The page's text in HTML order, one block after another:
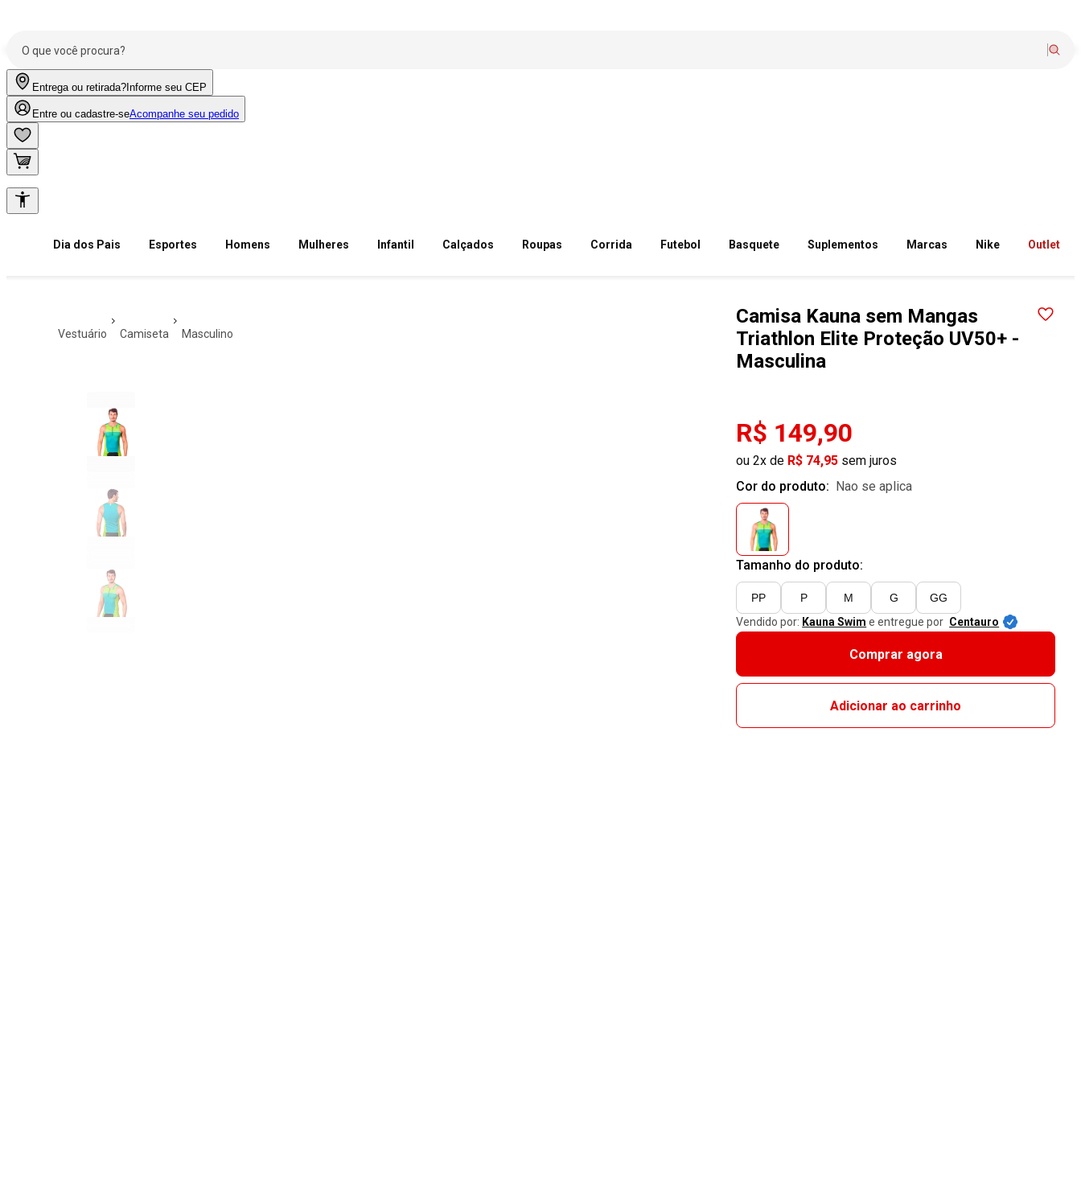
Entrega ou retirada? Informe seu CEP
Entre ou cadastre-seAcompanhe seu pedido
Dia dos Pais Esportes Homens Mulheres Infantil Calçados Roupas Corrida Futebol Basquete Suplementos Marcas Nike Outlet
vestuário camiseta masculino
Camisa Kauna sem Mangas
Triathlon Elite Proteção UV50+ -
Masculina
R$ 149,90
ou 2x de R$ 74,95 sem juros
Cor do produto:
nao se aplica
Tamanho do produto:
PP P M G
GG
Vendido por: Kauna Swim e entregue por Centauro
Comprar agora
Adicionar ao carrinho